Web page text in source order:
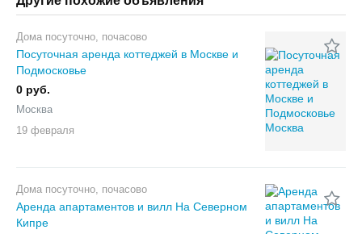
Дома посуточно, почасово
Посуточная аренда коттеджей в Москве и
Подмосковье
0 руб.
Москва
19 февраля
Дома посуточно, почасово
Аренда апартаментов и вилл На Северном
Кипре